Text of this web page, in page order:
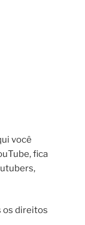
você
fica
os direitos